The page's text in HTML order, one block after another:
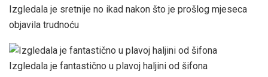
Izgledala je sretnije no ikad nakon što je prošlog mjeseca
objavila trudnoću
Izgledala je fantastično u plavoj haljini od šifona